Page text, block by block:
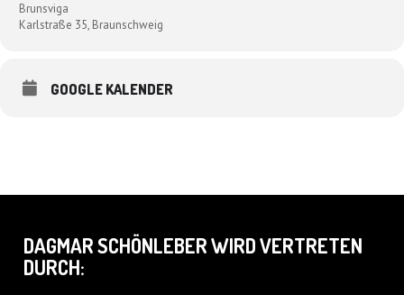
Brunsviga
Karlstraße 35, Braunschweig
GOOGLE KALENDER
DAGMAR SCHÖNLEBER WIRD VERTRETEN
DURCH: